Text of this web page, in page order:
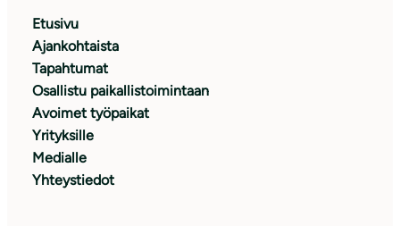
Etusivu
Ajankohtaista
Tapahtumat
Osallistu paikallistoimintaan
Avoimet työpaikat
Yrityksille
Medialle
Yhteystiedot